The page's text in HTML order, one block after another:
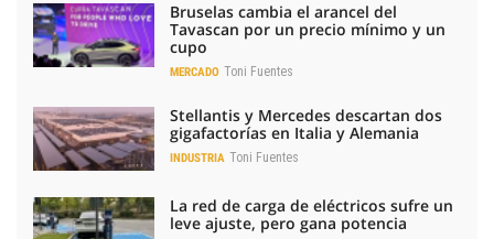
Bruselas cambia el arancel del
Tavascan por un precio mínimo y un
cupo
MERCADO Toni Fuentes
Stellantis y Mercedes descartan dos
gigafactorías en Italia y Alemania
INDUSTRIA Toni Fuentes
La red de carga de eléctricos sufre un
leve ajuste, pero gana potencia